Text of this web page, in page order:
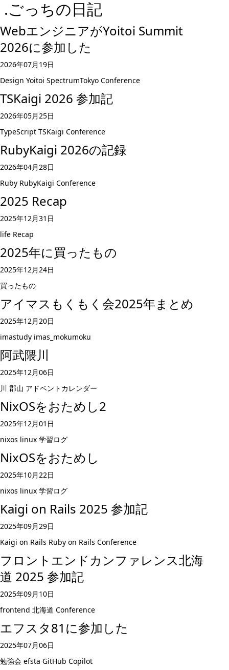
.ごっちの日記
WebエンジニアがYoitoi Summit
2026に参加した
2026年07月19日
Design Yoitoi SpectrumTokyo Conference
TSKaigi 2026 参加記
2026年05月25日
TypeScript TSKaigi Conference
RubyKaigi 2026の記録
2026年04月28日
Ruby RubyKaigi Conference
2025 Recap
2025年12月31日
life Recap
2025年に買ったもの
2025年12月24日
買ったもの
アイマスもくもく会2025年まとめ
2025年12月20日
imastudy imas_mokumoku
阿武隈川
2025年12月06日
川 郡山 アドベントカレンダー
NixOSをおためし2
2025年12月01日
nixos linux 学習ログ
NixOSをおためし
2025年10月22日
nixos linux 学習ログ
Kaigi on Rails 2025 参加記
2025年09月29日
Kaigi on Rails Ruby on Rails Conference
フロントエンドカンファレンス北海
道 2025 参加記
2025年09月10日
frontend 北海道 Conference
エフスタ81に参加した
2025年07月06日
勉強会 efsta GitHub Copilot